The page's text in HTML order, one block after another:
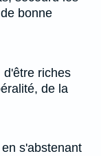
bonne
d'être riches
de la
s'abstenant